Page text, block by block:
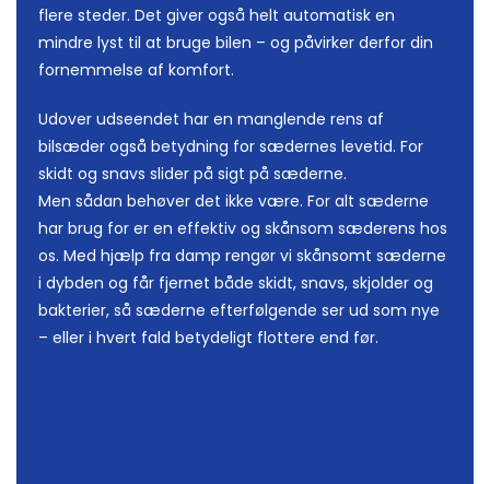
flere steder. Det giver også helt automatisk en
mindre lyst til at bruge bilen – og påvirker derfor din
fornemmelse af komfort.
Udover udseendet har en manglende rens af
bilsæder også betydning for sædernes levetid. For
skidt og snavs slider på sigt på sæderne.
Men sådan behøver det ikke være. For alt sæderne
har brug for er en effektiv og skånsom sæderens hos
os. Med hjælp fra damp rengør vi skånsomt sæderne
i dybden og får fjernet både skidt, snavs, skjolder og
bakterier, så sæderne efterfølgende ser ud som nye
– eller i hvert fald betydeligt flottere end før.